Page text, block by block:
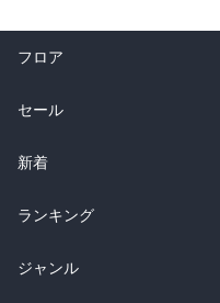
フロア
総合
ラノベ
雑誌・グラビア
BL・TL
セール
総合
ラノベ
雑誌・グラビア
新着
総合
ラノベ
ランキング
総合
ジャンル